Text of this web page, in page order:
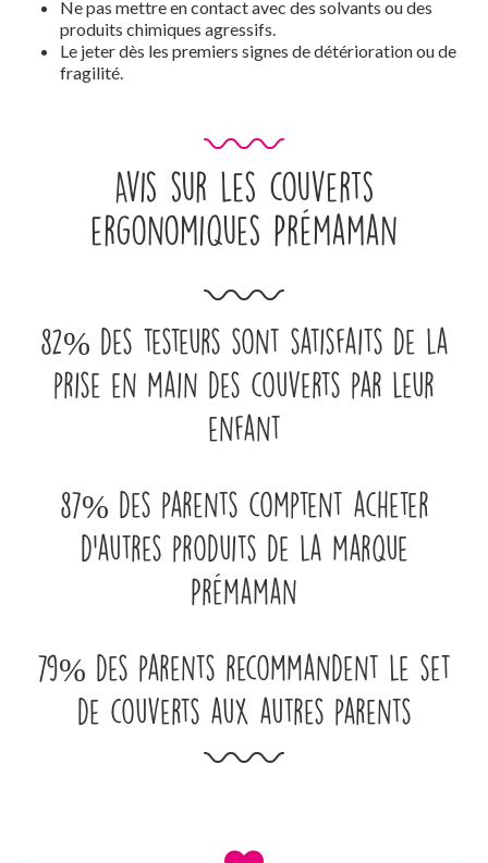
Ne pas mettre en contact avec des solvants ou des
produits chimiques agressifs.
Le jeter dès les premiers signes de détérioration ou de
fragilité.
Avis sur les couverts
ergonomiques Prémaman
82% des testeurs sont satisfaits de la
prise en main des couverts par leur
enfant
87% des parents comptent acheter
d’autres produits de la marque
Prémaman
79% des parents recommandent le set
de couverts aux autres parents